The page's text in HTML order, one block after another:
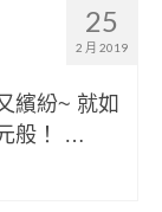
25
2 月 2019
繽紛~ 就如
般！ …